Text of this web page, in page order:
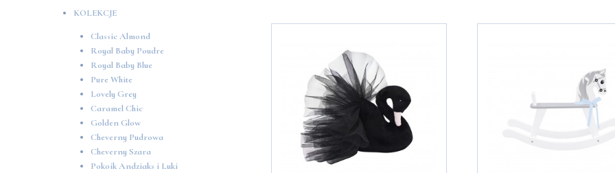
KOLEKCJE
Classic Almond
Royal Baby Poudre
Royal Baby Blue
Pure White
Lovely Grey
Caramel Chic
Golden Glow
Cheverny Pudrowa
Cheverny Szara
Pokoik Andziaks i Luki